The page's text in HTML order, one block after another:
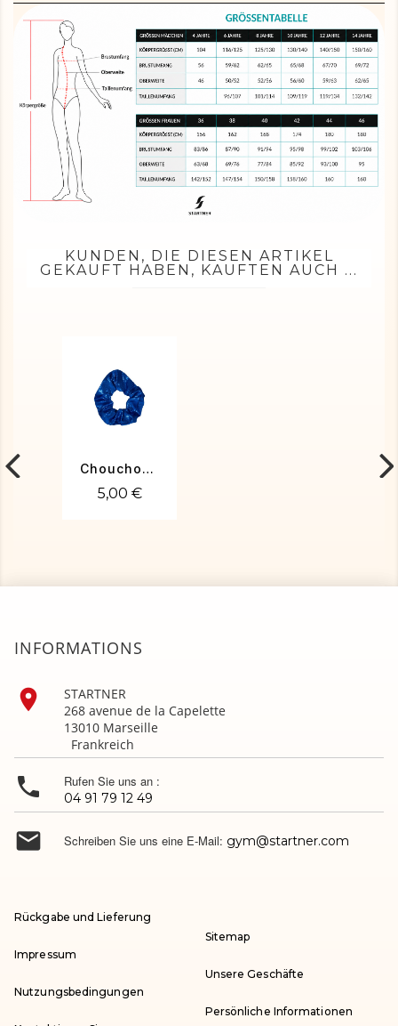
KUNDEN, DIE DIESEN ARTIKEL
GEKAUFT HABEN, KAUFTEN AUCH ...
Chouchou poudré bleu roi
5,00 €
INFORMATIONS

STARTNER
268 avenue de la Capelette
13010 Marseille
Frankreich
 Rufen Sie uns an :
04 91 79 12 49
 Schreiben Sie uns eine E-Mail: gym@startner.com
Rückgabe und Lieferung
Impressum
Nutzungsbedingungen
Sitemap
Unsere Geschäfte
Persönliche Informationen